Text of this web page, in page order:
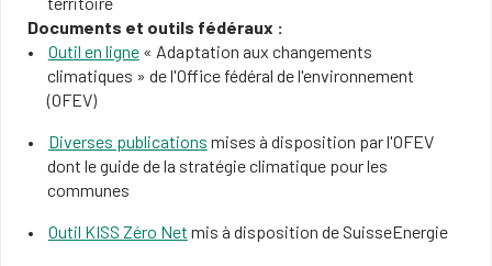
Documents et outils fédéraux :
Outil en ligne« Adaptation aux changements
climatiques » de l'Office fédéral de l'environnement
(OFEV)
Diverses publications mises à disposition par l'OFEV
dont le guide de la stratégie climatique pour les
communes
Outil KI​SS Zéro Net mis à disposition de SuisseEnergie​​​